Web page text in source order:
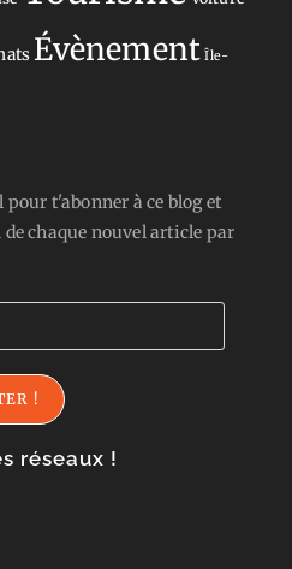
Évènement Île-
t'abonner à ce blog et
chaque nouvel article par
!
réseaux !